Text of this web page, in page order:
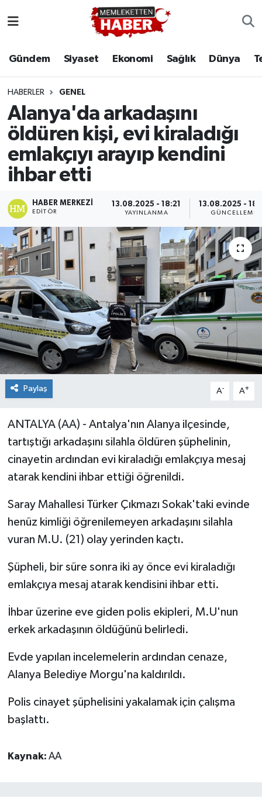
Gündem Siyaset Ekonomi Sağlık Dünya
HABERLER GENEL
Alanya'da arkadaşını
öldüren kişi, evi kiraladığı
emlakçıyı arayıp kendini
ihbar etti
HABER MERKEZI
EDITÖR
13.08.2025 - 18:21
YAYINLANMA
13.08.2025 -
GÜNCELLEME
Paylaş A- A+
ANTALYA (AA) - Antalya'nın Alanya ilçesinde,
tartıştığı arkadaşını silahla öldüren şüphelinin,
cinayetin ardından evi kiraladığı emlakçıya mesaj
atarak kendini ihbar ettiği öğrenildi.
Saray Mahallesi Türker Çıkmazı Sokak'taki evinde
henüz kimliği öğrenilemeyen arkadaşını silahla
vuran M.U. (21) olay yerinden kaçtı.
Şüpheli, bir süre sonra iki ay önce evi kiraladığı
emlakçıya mesaj atarak kendisini ihbar etti.
İhbar üzerine eve giden polis ekipleri, M.U'nun
erkek arkadaşının öldüğünü belirledi.
Evde yapılan incelemelerin ardından cenaze,
Alanya Belediye Morgu'na kaldırıldı.
Polis cinayet şüphelisini yakalamak için çalışma
başlattı.
Kaynak: AA